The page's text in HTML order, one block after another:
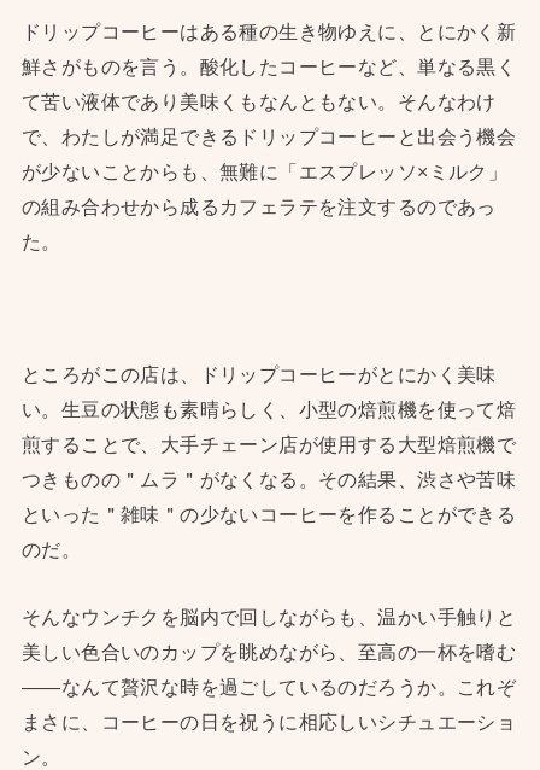
ドリップコーヒーはある種の生き物ゆえに、とにかく新
鮮さがものを言う。酸化したコーヒーなど、単なる黒く
て苦い液体であり美味くもなんともない。そんなわけ
で、わたしが満足できるドリップコーヒーと出会う機会
が少ないことからも、無難に「エスプレッソ×ミルク」
の組み合わせから成るカフェラテを注文するのであっ
た。
ところがこの店は、ドリップコーヒーがとにかく美味
い。生豆の状態も素晴らしく、小型の焙煎機を使って焙
煎することで、大手チェーン店が使用する大型焙煎機で
つきものの＂ムラ＂がなくなる。その結果、渋さや苦味
といった＂雑味＂の少ないコーヒーを作ることができる
のだ。
そんなウンチクを脳内で回しながらも、温かい手触りと
美しい色合いのカップを眺めながら、至高の一杯を嗜む
——なんて贅沢な時を過ごしているのだろうか。これぞ
まさに、コーヒーの日を祝うに相応しいシチュエーショ
ン。